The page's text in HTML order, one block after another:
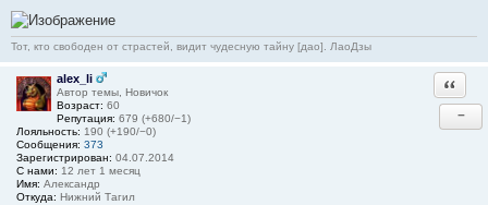
Тот, кто свободен от страстей, видит чудесную тайну [дао]. ЛаоДзы
alex_li
Автор темы, Новичок
Возраст: 60
Репутация: 679 (+680/−1)
Лояльность: 190 (+190/−0)
Сообщения: 373
Зарегистрирован: 04.07.2014
С нами: 12 лет 1 месяц
Имя: Александр
Откуда: Нижний Тагил
−